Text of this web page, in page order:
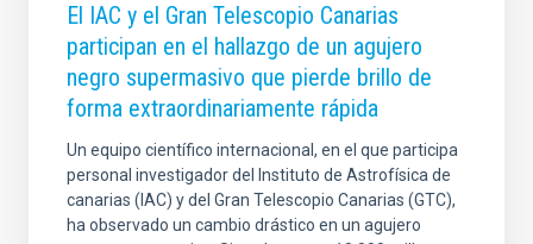
El IAC y el Gran Telescopio Canarias
participan en el hallazgo de un agujero
negro supermasivo que pierde brillo de
forma extraordinariamente rápida
Un equipo científico internacional, en el que participa
personal investigador del Instituto de Astrofísica de
canarias (IAC) y del Gran Telescopio Canarias (GTC),
ha observado un cambio drástico en un agujero